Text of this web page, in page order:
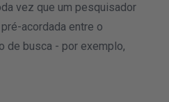
vez que um pesquisador
acordada entre o
de busca - por exemplo,